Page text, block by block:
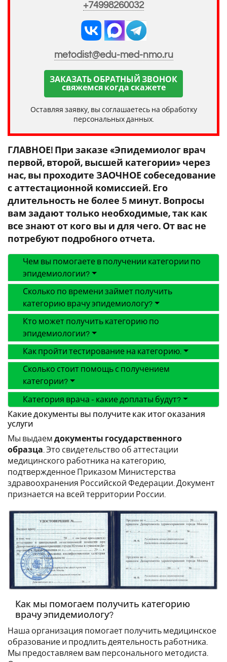
+74998260032
metodist@edu-med-nmo.ru
ЗАКАЗАТЬ ОБРАТНЫЙ ЗВОНОК
свяжемся когда скажете
Оставляя заявку, вы соглашаетесь на обработку
персональных данных.
ГЛАВНОЕ! При заказе «Эпидемиолог врач
первой, второй, высшей категории» через
нас, вы проходите ЗАОЧНОЕ собеседование
с аттестационной комиссией. Его
длительность не более 5 минут. Вопросы
вам задают только необходимые, так как
все знают от кого вы и для чего. От вас не
потребуют подробного отчета.
Чем вы помогаете в получении категории по
эпидемиологии?
Сколько по времени займет получить
категорию врачу эпидемиологу?
Кто может получить категорию по
эпидемиологии?
Как пройти тестирование на категорию.
Сколько стоит помощь с получением
категории?
Категория врача - какие доплаты будут?
Какие документы вы получите как итог оказания
услуги
Мы выдаем документы государственного
образца . Это свидетельство об аттестации
медицинского работника на категорию,
подтвержденное Приказом Министерства
здравоохранения Российской Федерации. Документ
признается на всей территории России.
Как мы помогаем получить категорию
врачу эпидемиологу?
Наша организация помогает получить медицинское
образование и продлить деятельность работника.
Мы предоставляем вам персонального методиста.